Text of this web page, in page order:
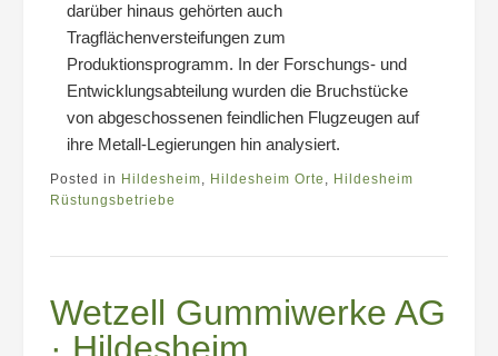
darüber hinaus gehörten auch
Tragflächenversteifungen zum
Produktionsprogramm. In der Forschungs- und
Entwicklungsabteilung wurden die Bruchstücke
von abgeschossenen feindlichen Flugzeugen auf
ihre Metall-Legierungen hin analysiert.
Posted in Hildesheim, Hildesheim Orte , Hildesheim
Rüstungsbetriebe
Wetzell Gummiwerke AG